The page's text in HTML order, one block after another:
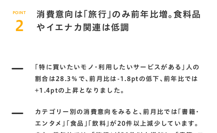
POINT
2
消費意向は｢旅行｣のみ前年比増。食料品
やイエナカ関連は低調
｢特に買いたいモノ･利用したいサービスがある｣人の
割合は28.3％で､前月比は-1.8ptの低下､前年比では
+1.4ptの上昇となりました。
カテゴリー別の消費意向をみると､前月比では｢書籍･
エンタメ｣｢食品｣｢飲料｣が20件以上減少しています。